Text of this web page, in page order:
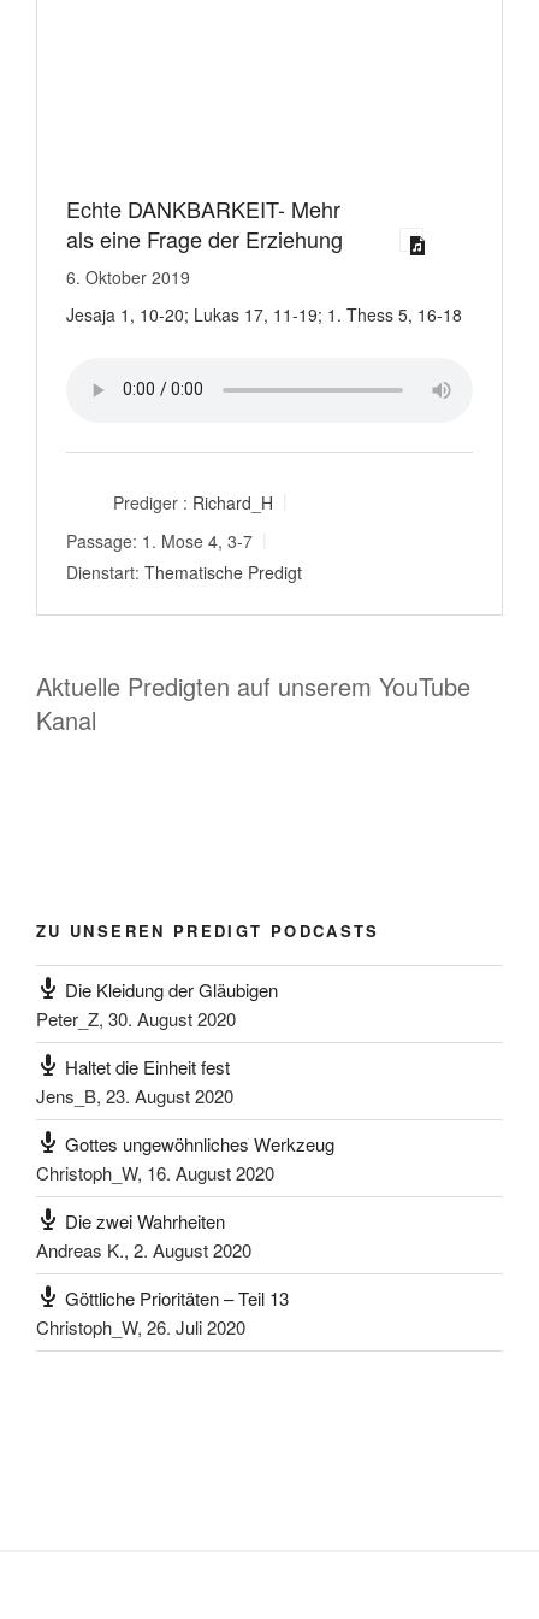
Echte DANKBARKEIT- Mehr
als eine Frage der Erziehung
6. Oktober 2019
Jesaja 1, 10-20; Lukas 17, 11-19; 1. Thess 5, 16-18
Prediger : Richard_H
Passage: 1. Mose 4, 3-7
Dienstart: Thematische Predigt
Aktuelle Predigten auf unserem YouTube
Kanal
ZU UNSEREN PREDIGT PODCASTS
Die Kleidung der Gläubigen
Peter_Z, 30. August 2020
Haltet die Einheit fest
Jens_B, 23. August 2020
Gottes ungewöhnliches Werkzeug
Christoph_W, 16. August 2020
Die zwei Wahrheiten
Andreas K., 2. August 2020
Göttliche Prioritäten – Teil 13
Christoph_W, 26. Juli 2020